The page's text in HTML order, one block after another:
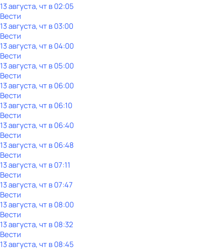
13 августа, чт в 02:05
Вести
13 августа, чт в 03:00
Вести
13 августа, чт в 04:00
Вести
13 августа, чт в 05:00
Вести
13 августа, чт в 06:00
Вести
13 августа, чт в 06:10
Вести
13 августа, чт в 06:40
Вести
13 августа, чт в 06:48
Вести
13 августа, чт в 07:11
Вести
13 августа, чт в 07:47
Вести
13 августа, чт в 08:00
Вести
13 августа, чт в 08:32
Вести
13 августа, чт в 08:45